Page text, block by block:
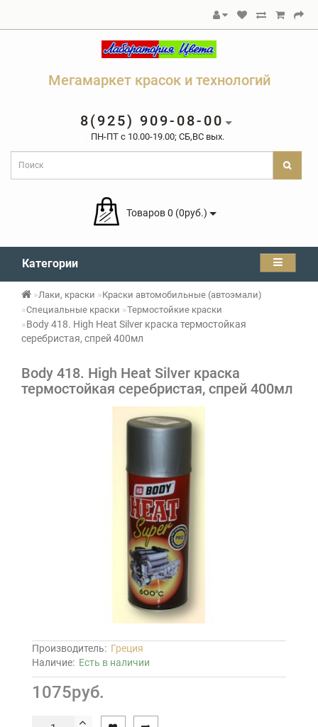
Мегамаркет красок и технологий
8(925) 909-08-00
ПН-ПТ c 10.00-19.00; СБ,ВС вых.
Товаров 0 (0руб.)
Категории
Лаки, краски
Краски автомобильные (автоэмали)
Специальные краски
Термостойкие краски
Body 418. High Heat Silver краска термостойкая
серебристая, спрей 400мл
Body 418. High Heat Silver краска
термостойкая серебристая, спрей 400мл
Производитель: Греция
Наличие: Есть в наличии
1075руб.